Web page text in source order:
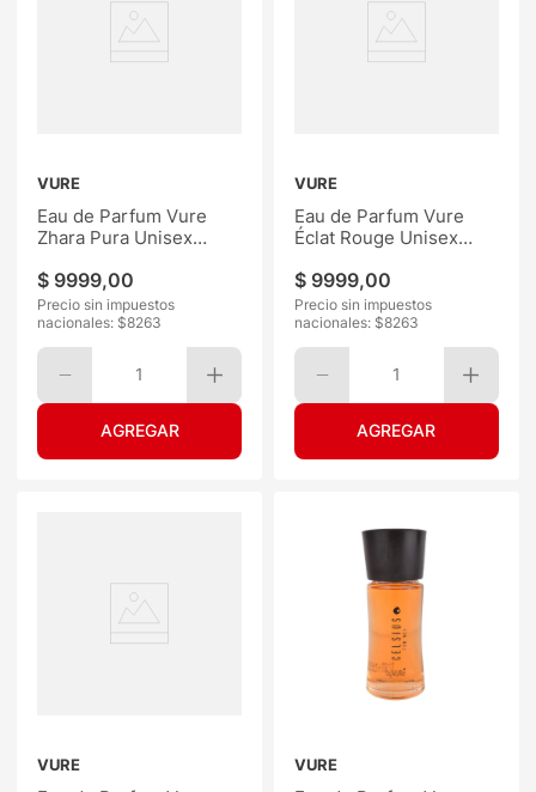
VURE
Eau de Parfum Vure
Zhara Pura Unisex
$ 9999,00
Precio sin impuestos
nacionales: $8263
1
VURE
Eau de Parfum Vure
Éclat Rouge Unisex
$ 9999,00
Precio sin impuestos
nacionales: $8263
1
VURE VURE